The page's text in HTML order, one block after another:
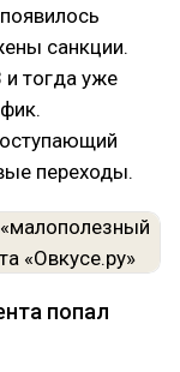
санкции.
и тогда уже
переходы.
попал